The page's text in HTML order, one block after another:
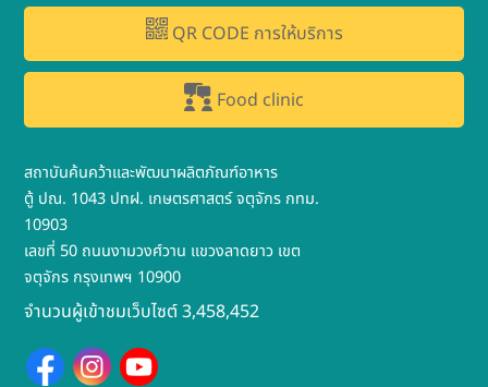
QR CODE การให้บริการ
Food clinic
สถาบันค้นคว้าและพัฒนาผลิตภัณฑ์อาหาร
ตู้ ปณ. 1043 ปทฝ. เกษตรศาสตร์ จตุจักร กทม.
10903
เลขที่ 50 ถนนงามวงศ์วาน แขวงลาดยาว เขต
จตุจักร กรุงเทพฯ 10900
จำนวนผู้เข้าชมเว็บไซต์ 3,458,452